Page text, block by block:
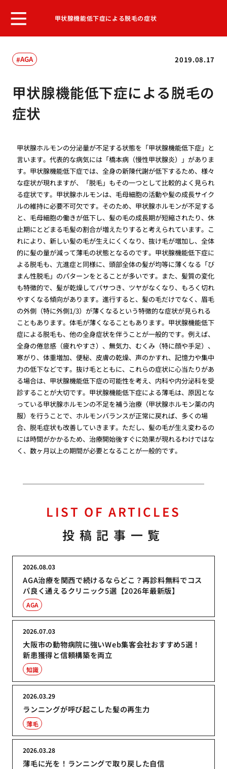
甲状腺機能低下症による脱毛の症状
2019.08.17
AGA
甲状腺機能低下症による脱毛の
症状
甲状腺ホルモンの分泌量が不足する状態を「甲状腺機能低下症」と
言います。代表的な病気には「橋本病（慢性甲状腺炎）」がありま
す。甲状腺機能低下症では、全身の新陳代謝が低下するため、様々
な症状が現れますが、「脱毛」もその一つとして比較的よく見られ
る症状です。甲状腺ホルモンは、毛母細胞の活動や髪の成長サイク
ルの維持に必要不可欠です。そのため、甲状腺ホルモンが不足する
と、毛母細胞の働きが低下し、髪の毛の成長期が短縮されたり、休
止期にとどまる毛髪の割合が増えたりすると考えられています。こ
れにより、新しい髪の毛が生えにくくなり、抜け毛が増加し、全体
的に髪の量が減って薄毛の状態となるのです。甲状腺機能低下症に
よる脱毛も、亢進症と同様に、頭部全体の髪が均等に薄くなる「び
まん性脱毛」のパターンをとることが多いです。また、髪質の変化
も特徴的で、髪が乾燥してパサつき、ツヤがなくなり、もろく切れ
やすくなる傾向があります。進行すると、髪の毛だけでなく、眉毛
の外側（特に外側1/3）が薄くなるという特徴的な症状が見られる
こともあります。体毛が薄くなることもあります。甲状腺機能低下
症による脱毛も、他の全身症状を伴うことが一般的です。例えば、
全身の倦怠感（疲れやすさ）、無気力、むくみ（特に顔や手足）、
寒がり、体重増加、便秘、皮膚の乾燥、声のかすれ、記憶力や集中
力の低下などです。抜け毛とともに、これらの症状に心当たりがあ
る場合は、甲状腺機能低下症の可能性を考え、内科や内分泌科を受
診することが大切です。甲状腺機能低下症による薄毛は、原因とな
っている甲状腺ホルモンの不足を補う治療（甲状腺ホルモン薬の内
服）を行うことで、ホルモンバランスが正常に戻れば、多くの場
合、脱毛症状も改善していきます。ただし、髪の毛が生え変わるの
には時間がかかるため、治療開始後すぐに効果が現れるわけではな
く、数ヶ月以上の期間が必要となることが一般的です。
LIST OF ARTICLES
投稿記事一覧
AGA治療を関西で続けるならどこ？再診料無料でコス
パ良く通えるクリニック5選【2026年最新版】
2026.08.03
AGA
大阪市の動物病院に強いWeb集客会社おすすめ5選！
新患獲得と信頼構築を両立
2026.07.03
知識
ランニングが呼び起こした髪の再生力
2026.03.29
薄毛
薄毛に光を！ランニングで取り戻した自信
2026.03.28